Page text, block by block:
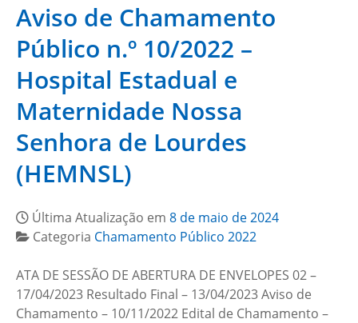
Aviso de Chamamento
Público n.º 10/2022 –
Hospital Estadual e
Maternidade Nossa
Senhora de Lourdes
(HEMNSL)
Última Atualização em 8 de maio de 2024
Categoria Chamamento Público 2022
ATA DE SESSÃO DE ABERTURA DE ENVELOPES 02 –
17/04/2023 Resultado Final – 13/04/2023 Aviso de
Chamamento – 10/11/2022 Edital de Chamamento –